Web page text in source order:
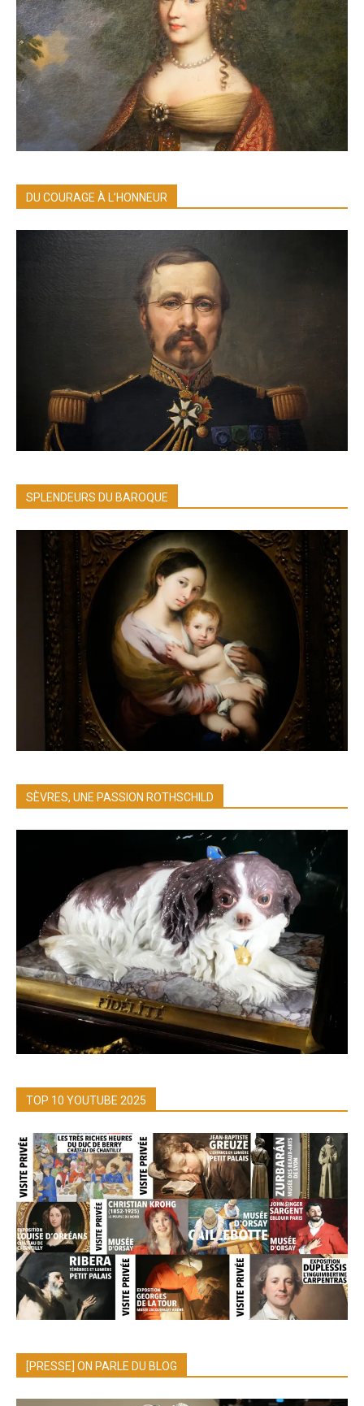
DU COURAGE À L’HONNEUR
SPLENDEURS DU BAROQUE
SÈVRES, UNE PASSION ROTHSCHILD
TOP 10 YOUTUBE 2025
[PRESSE] ON PARLE DU BLOG